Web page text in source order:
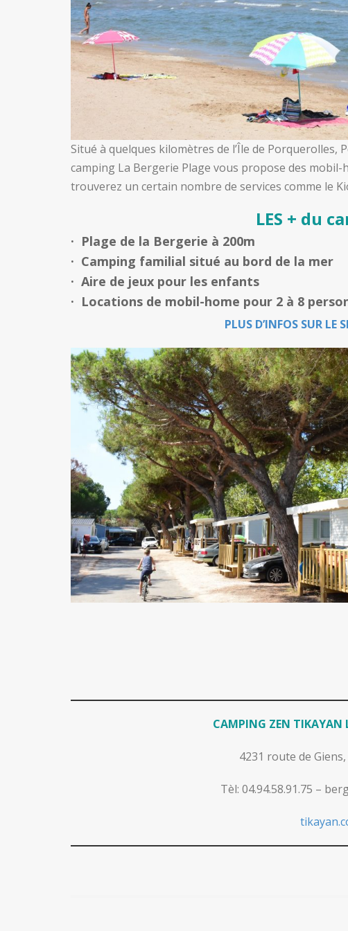
Situé à quelques kilomètres de l’Île de Porquerolles,
camping La Bergerie Plage vous propose des mobil-
trouverez un certain nombre de services comme le
LES + du
· Plage de la Bergerie à 200m
· Camping familial situé au bord de la mer
· Aire de jeux pour les enfants
· Locations de mobil-home pour 2 à 8
PLUS D’INFOS SUR LE
CAMPING ZEN TIKAYAN
4231 route de Giens,
Tèl: 04.94.58.91.75 –